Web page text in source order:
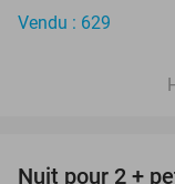
Vendu : 629
Nuit pour 2 +